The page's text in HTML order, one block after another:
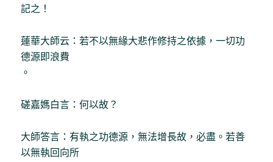
記之！
蓮華大師云：若不以無緣大悲作修持之依據，一切功
德源即浪費
。
磋嘉媽白言：何以故？
大師答言：有執之功德源，無法增長故，必盡。若善
以無執回向所